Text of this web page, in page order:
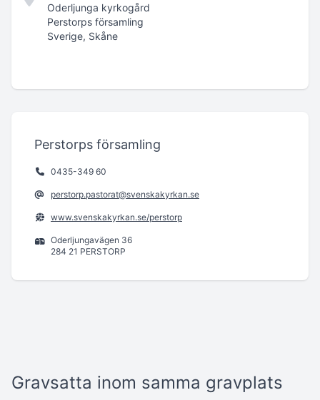
Oderljunga kyrkogård
Perstorps församling
Sverige, Skåne
Perstorps församling
0435-349 60
perstorp.pastorat@svenskakyrkan.se
www.svenskakyrkan.se/perstorp
Oderljungavägen 36
284 21 PERSTORP
Gravsatta inom samma gravplats